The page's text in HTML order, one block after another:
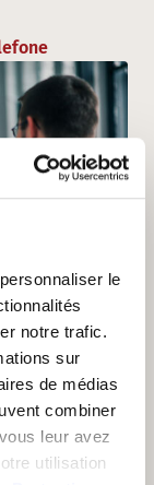
le
notre trafic.
sur
de médias
combiner
leur avez
utilisation
sait de